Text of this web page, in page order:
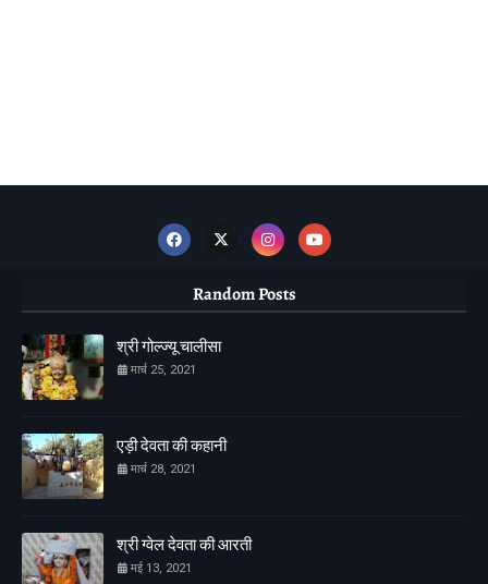
Random Posts
श्री गोल्ज्यू चालीसा
मार्च 25, 2021
एड़ी देवता की कहानी
मार्च 28, 2021
श्री ग्वेल देवता की आरती
मई 13, 2021